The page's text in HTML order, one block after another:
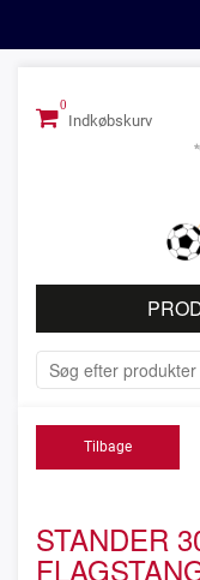
Indkøbskurv
Tilbage
STANDER